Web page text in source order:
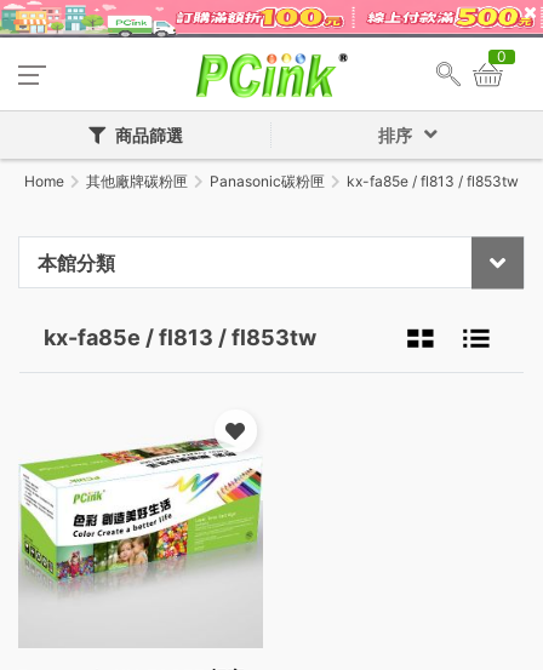
0
商品篩選 排序
Home 其他廠牌碳粉匣 Panasonic碳粉匣 kx-fa85e / fl813 / fl853tw
本館分類
kx-fa85e / fl813 / fl853tw